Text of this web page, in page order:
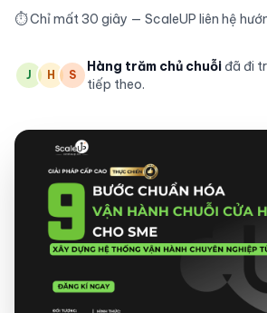
⏱️ Chỉ mất 30 giây — ScaleUP liên hệ
J H S
Hàng trăm chủ chuỗi đã đi
tiếp theo.